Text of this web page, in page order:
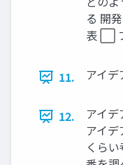
る 開
表 ⬜
11. アイデ
12.
アイデ
アイ
くら